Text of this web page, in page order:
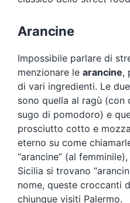
Arancine
Impossibile parlare di
menzionare le arancine,
di vari ingredienti. Le
sono quella al ragù (con
sugo di pomodoro) e
prosciutto cotto e
eterno su come
“arancine” (al
Sicilia si trovano
nome, queste croccanti
chiunque visiti Palermo.